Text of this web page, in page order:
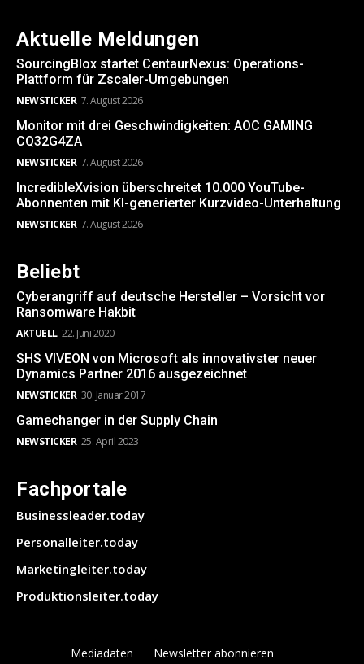
Aktuelle Meldungen
SourcingBlox startet CentaurNexus: Operations-
Plattform für Zscaler-Umgebungen
NEWSTICKER 7. August 2026
Monitor mit drei Geschwindigkeiten: AOC GAMING
CQ32G4ZA
NEWSTICKER 7. August 2026
IncredibleXvision überschreitet 10.000 YouTube-
Abonnenten mit KI-generierter Kurzvideo-Unterhaltung
NEWSTICKER 7. August 2026
Beliebt
Cyberangriff auf deutsche Hersteller – Vorsicht vor
Ransomware Hakbit
AKTUELL 22. Juni 2020
SHS VIVEON von Microsoft als innovativster neuer
Dynamics Partner 2016 ausgezeichnet
NEWSTICKER 30. Januar 2017
Gamechanger in der Supply Chain
NEWSTICKER 25. April 2023
Fachportale
Businessleader.today
Personalleiter.today
Marketingleiter.today
Produktionsleiter.today
Mediadaten Newsletter abonnieren